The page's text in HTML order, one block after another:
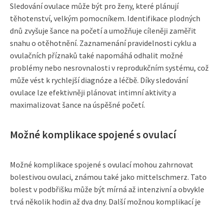
Sledování ovulace může být pro ženy, které plánují
těhotenství, velkým pomocníkem. Identifikace plodných
dnů zvyšuje šance na početí a umožňuje cíleněji zaměřit
snahu o otěhotnění. Zaznamenání pravidelnosti cyklu a
ovulačních příznaků také napomáhá odhalit možné
problémy nebo nesrovnalosti v reprodukčním systému, což
může vést k rychlejší diagnóze a léčbě. Díky sledování
ovulace lze efektivněji plánovat intimní aktivity a
maximalizovat šance na úspěšné početí.
Možné komplikace spojené s ovulací
Možné komplikace spojené s ovulací mohou zahrnovat
bolestivou ovulaci, známou také jako mittelschmerz. Tato
bolest v podbřišku může být mírná až intenzivní a obvykle
trvá několik hodin až dva dny. Další možnou komplikací je